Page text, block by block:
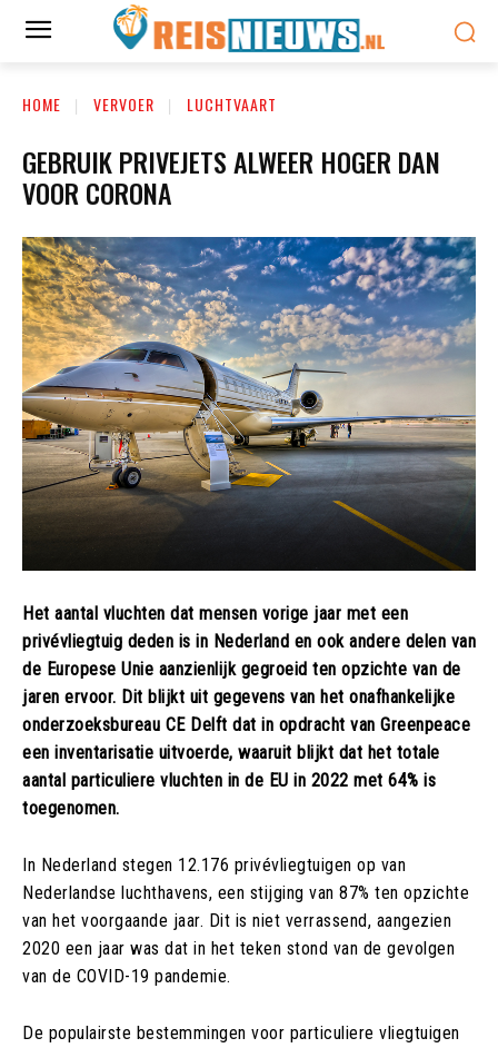
HOME VERVOER LUCHTVAART
GEBRUIK PRIVEJETS ALWEER HOGER DAN
VOOR CORONA
Het aantal vluchten dat mensen vorige jaar met een
privévliegtuig deden is in Nederland en ook andere delen van
de Europese Unie aanzienlijk gegroeid ten opzichte van de
jaren ervoor. Dit blijkt uit gegevens van het onafhankelijke
onderzoeksbureau CE Delft dat in opdracht van Greenpeace
een inventarisatie uitvoerde, waaruit blijkt dat het totale
aantal particuliere vluchten in de EU in 2022 met 64% is
toegenomen.
In Nederland stegen 12.176 privévliegtuigen op van
Nederlandse luchthavens, een stijging van 87% ten opzichte
van het voorgaande jaar. Dit is niet verrassend, aangezien
2020 een jaar was dat in het teken stond van de gevolgen
van de COVID-19 pandemie.
De populairste bestemmingen voor particuliere vliegtuigen